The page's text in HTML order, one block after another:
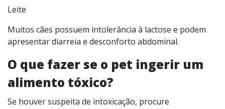
Leite
Muitos cães possuem intolerância à lactose e podem
apresentar diarreia e desconforto abdominal.
O que fazer se o pet ingerir um
alimento tóxico?
Se houver suspeita de intoxicação, procure